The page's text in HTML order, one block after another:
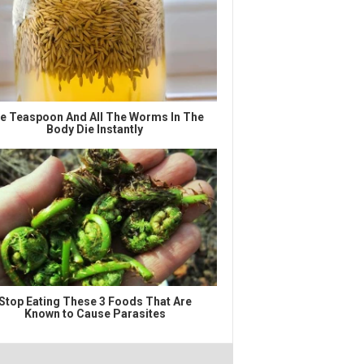
Teaspoon And All The Worms In The
Body Die Instantly
Eating These 3 Foods That Are
Known to Cause Parasites